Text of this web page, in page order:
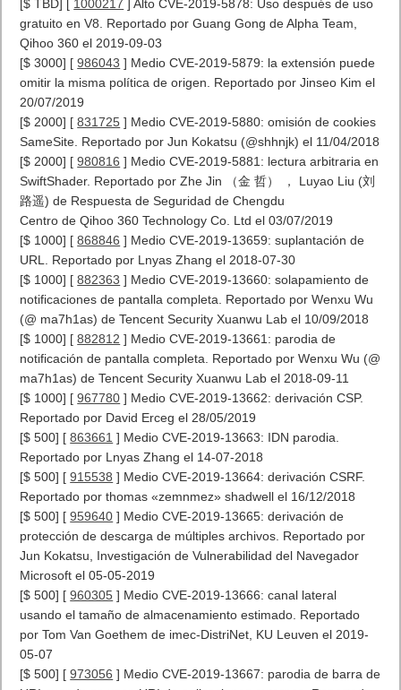
[$ TBD] [ 1000217 ] Alto CVE-2019-5878: Uso después de uso
gratuito en V8. Reportado por Guang Gong de Alpha Team,
Qihoo 360 el 2019-09-03
[$ 3000] [986043 ] Medio CVE-2019-5879: la extensión puede
omitir la misma política de origen. Reportado por Jinseo Kim el
20/07/2019
[$ 2000] [831725 ] Medio CVE-2019-5880: omisión de cookies
SameSite. Reportado por Jun Kokatsu (@shhnjk) el 11/04/2018
[$ 2000] [980816 ] Medio CVE-2019-5881: lectura arbitraria en
SwiftShader. Reportado por Zhe Jin （金 哲） ， Luyao Liu (刘
路遥) de Respuesta de Seguridad de Chengdu
Centro de Qihoo 360 Technology Co. Ltd el 03/07/2019
[$ 1000] [868846 ] Medio CVE-2019-13659: suplantación de
URL. Reportado por Lnyas Zhang el 2018-07-30
[$ 1000] [882363 ] Medio CVE-2019-13660: solapamiento de
notificaciones de pantalla completa. Reportado por Wenxu Wu
(@ ma7h1as) de Tencent Security Xuanwu Lab el 10/09/2018
[$ 1000] [882812 ] Medio CVE-2019-13661: parodia de
notificación de pantalla completa. Reportado por Wenxu Wu (@
ma7h1as) de Tencent Security Xuanwu Lab el 2018-09-11
[$ 1000] [967780 ] Medio CVE-2019-13662: derivación CSP.
Reportado por David Erceg el 28/05/2019
[$ 500] [863661 ] Medio CVE-2019-13663: IDN parodia.
Reportado por Lnyas Zhang el 14-07-2018
[$ 500] [915538 ] Medio CVE-2019-13664: derivación CSRF.
Reportado por thomas «zemnmez» shadwell el 16/12/2018
[$ 500] [959640 ] Medio CVE-2019-13665: derivación de
protección de descarga de múltiples archivos. Reportado por
Jun Kokatsu, Investigación de Vulnerabilidad del Navegador
Microsoft el 05-05-2019
[$ 500] [960305 ] Medio CVE-2019-13666: canal lateral
usando el tamaño de almacenamiento estimado. Reportado
por Tom Van Goethem de imec-DistriNet, KU Leuven el 2019-
05-07
[$ 500] [973056 ] Medio CVE-2019-13667: parodia de barra de